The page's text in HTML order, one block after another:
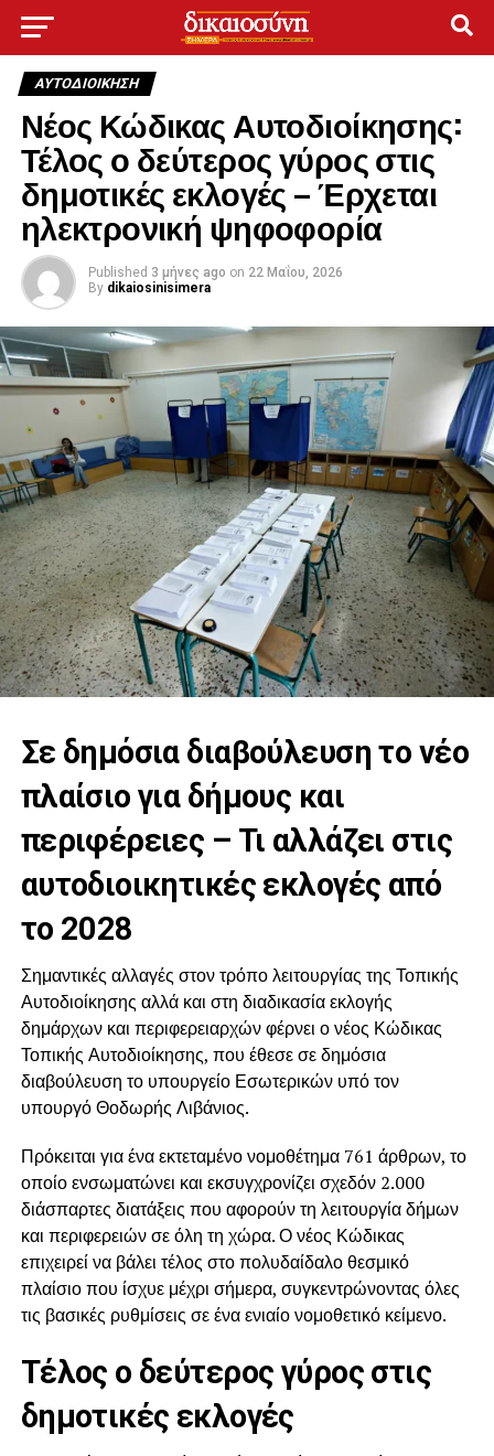
ΑΥΤΟΔΙΟΊΚΗΣΗ
Νέος Κώδικας Αυτοδιοίκησης:
Τέλος ο δεύτερος γύρος στις
δημοτικές εκλογές – Έρχεται
ηλεκτρονική ψηφοφορία
Published 3 μήνες ago on 22 Μαΐου, 2026
By dikaiosinisimera
Σε δημόσια διαβούλευση το νέο
πλαίσιο για δήμους και
περιφέρειες – Τι αλλάζει στις
αυτοδιοικητικές εκλογές από
το 2028
Σημαντικές αλλαγές στον τρόπο λειτουργίας της Τοπικής
Αυτοδιοίκησης αλλά και στη διαδικασία εκλογής
δημάρχων και περιφερειαρχών φέρνει ο νέος Κώδικας
Τοπικής Αυτοδιοίκησης, που έθεσε σε δημόσια
διαβούλευση το υπουργείο Εσωτερικών υπό τον
υπουργόΘοδωρής Λιβάνιος.
Πρόκειται για ένα εκτεταμένο νομοθέτημα 761 άρθρων, το
οποίο ενσωματώνει και εκσυγχρονίζει σχεδόν 2.000
διάσπαρτες διατάξεις που αφορούν τη λειτουργία δήμων
και περιφερειών σε όλη τη χώρα. Ο νέος Κώδικας
επιχειρεί να βάλει τέλος στο πολυδαίδαλο θεσμικό
πλαίσιο που ίσχυε μέχρι σήμερα, συγκεντρώνοντας όλες
τις βασικές ρυθμίσεις σε ένα ενιαίο νομοθετικό κείμενο.
Τέλος ο δεύτερος γύρος στις
δημοτικές εκλογές